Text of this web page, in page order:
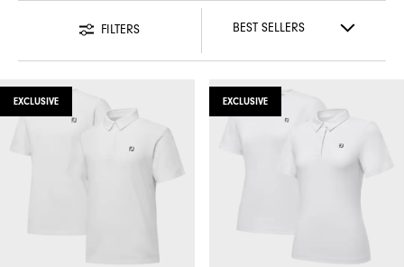
FILTERS
EXCLUSIVE EXCLUSIVE